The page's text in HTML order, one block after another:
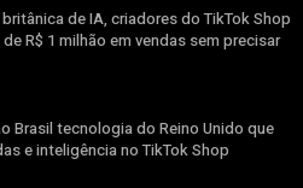
de IA, criadores do TikTok Shop
R$ 1 milhão em vendas sem precisar
Brasil tecnologia do Reino Unido que
e inteligência no TikTok Shop